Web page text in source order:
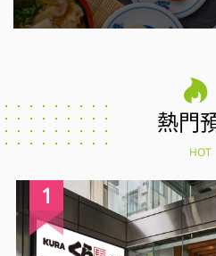
熱門
HOT
1